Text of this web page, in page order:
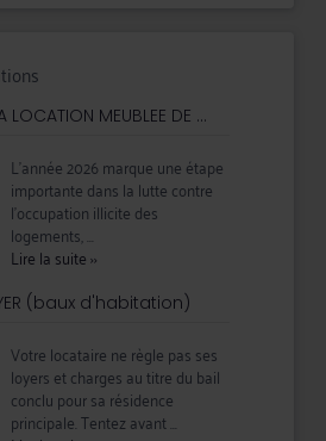
LOCATION MEUBLEE DE ...
L’année 2026 marque une étape
importante dans la lutte contre
l’occupation illicite des
logements, ...
Lire la suite››
(baux d'habitation)
Votre locataire ne règle pas ses
loyers et charges au titre du bail
conclu pour sa résidence
principale. Tentez avant ...